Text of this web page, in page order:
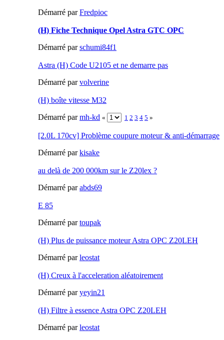
Démarré parFredpioc
(H) Fiche Technique Opel Astra GTC OPC
Démarré parschumi84f1
Astra (H) Code U2105 et ne demarre pas
Démarré parvolverine
(H) boîte vitesse M32
Démarré parmh-kd « 1 2 3 4 5 »
[2.0L 170cv] Problème coupure moteur & anti-démarrage
Démarré parkisake
au delà de 200 000km sur le Z20lex ?
Démarré parabds69
E 85
Démarré partoupak
(H) Plus de puissance moteur Astra OPC Z20LEH
Démarré parleostat
(H) Creux à l'acceleration aléatoirement
Démarré paryeyin21
(H) Filtre à essence Astra OPC Z20LEH
Démarré parleostat